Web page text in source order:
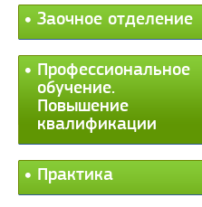
Заочное отделение
Профессиональное
обучение.
Повышение
квалификации
Практика